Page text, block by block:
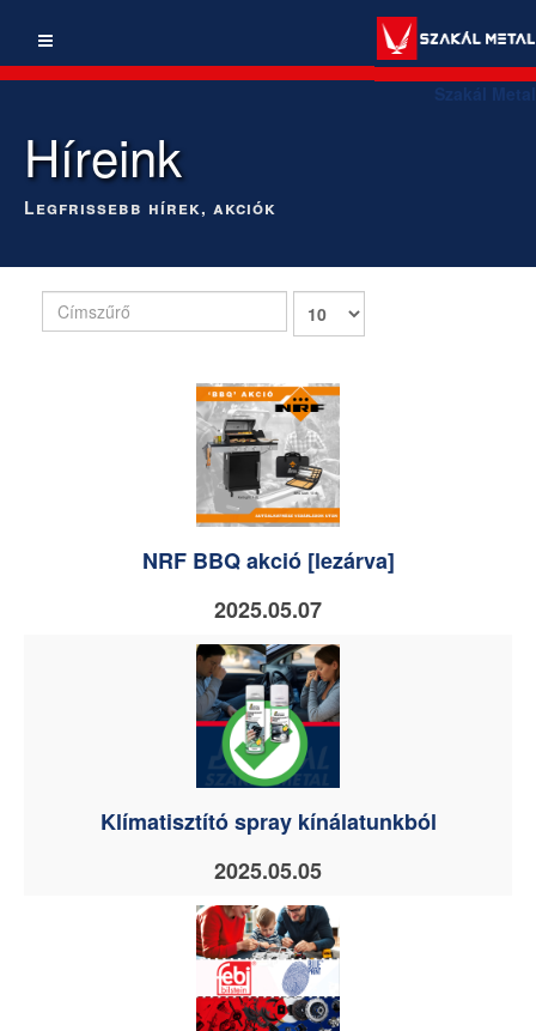
Szakál Metal
Híreink
Legfrissebb hírek, akciók
Címszűrő
Tételek
NRF BBQ akció [lezárva]
2025.05.07
Klímatisztító spray kínálatunkból
2025.05.05